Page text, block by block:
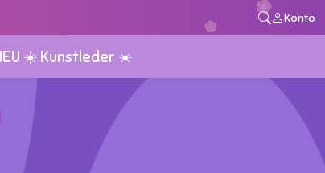
Konto
☀️ Kunstleder ☀️